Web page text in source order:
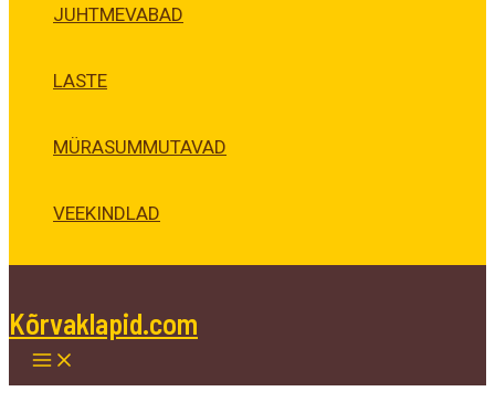
JUHTMEVABAD
LASTE
MÜRASUMMUTAVAD
VEEKINDLAD
Kõrvaklapid.com